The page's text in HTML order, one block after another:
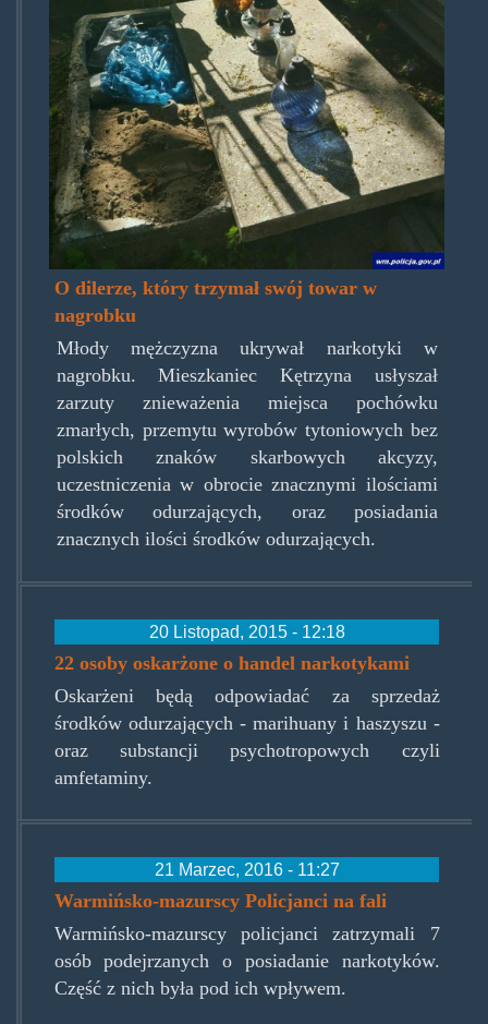
O dilerze, który trzymał swój towar w
nagrobku
Młody mężczyzna ukrywał narkotyki w
nagrobku. Mieszkaniec Kętrzyna usłyszał
zarzuty znieważenia miejsca pochówku
zmarłych, przemytu wyrobów tytoniowych bez
polskich znaków skarbowych akcyzy,
uczestniczenia w obrocie znacznymi ilościami
środków odurzających, oraz posiadania
znacznych ilości środków odurzających.
20 Listopad, 2015 - 12:18
22 osoby oskarżone o handel narkotykami
Oskarżeni będą odpowiadać za sprzedaż
środków odurzających - marihuany i haszyszu -
oraz substancji psychotropowych czyli
amfetaminy.
21 Marzec, 2016 - 11:27
Warmińsko-mazurscy Policjanci na fali
Warmińsko-mazurscy policjanci zatrzymali 7
osób podejrzanych o posiadanie narkotyków.
Część z nich była pod ich wpływem.